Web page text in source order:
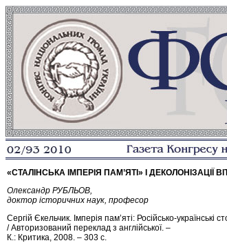
«СТАЛІНСЬКА ІМПЕРІЯ ПAМ’ЯТІ» І
Олександр РУБЛЬОВ,
доктор історичних наук, професор
Сергій Єкельчик. Імперія пам’яті: Російсько-українські
/ Авторизований переклад з англійської. –
К.: Критика, 2008. – 303 с.